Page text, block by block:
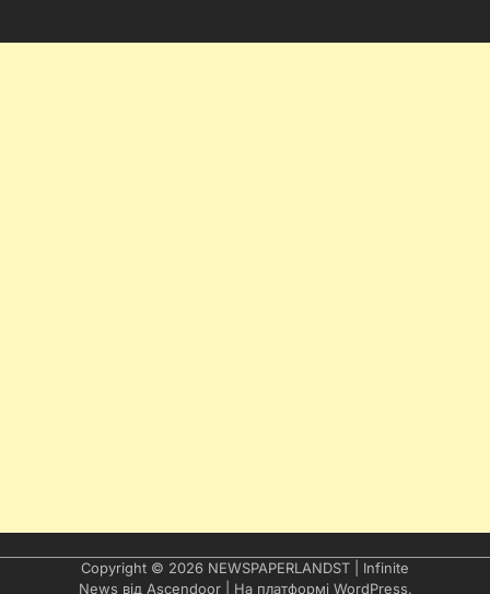
Copyright © 2026 NEWSPAPERLANDST | Infinite
News від Ascendoor| На платформі WordPress.